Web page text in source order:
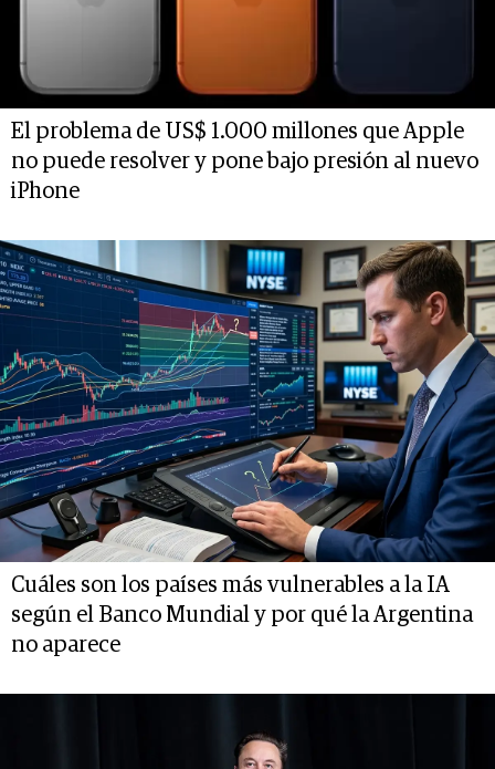
El problema de US$ 1.000 millones que Apple
no puede resolver y pone bajo presión al nuevo
iPhone
Cuáles son los países más vulnerables a la IA
según el Banco Mundial y por qué la Argentina
no aparece